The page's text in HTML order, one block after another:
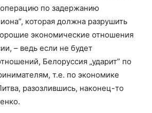
операцию по задержанию
которая должна разрушить
экономические отношения
– ведь если не будет
Белоруссия „ударит” по
т.е. по экономике
разозлившись, наконец-то